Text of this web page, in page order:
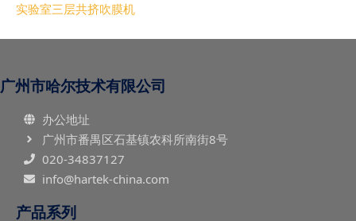
实验室三层共挤吹膜机
广州市哈尔技术有限公司
办公地址
广州市番禺区石基镇农科所南街8号
020-34837127
info@hartek-china.com
产品系列